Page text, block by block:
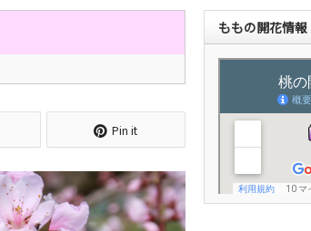
Pin it
ももの開花情